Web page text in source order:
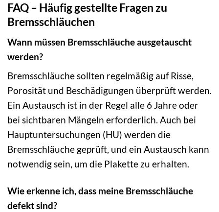
FAQ – Häufig gestellte Fragen zu
Bremsschläuchen
Wann müssen Bremsschläuche ausgetauscht
werden?
Bremsschläuche sollten regelmäßig auf Risse,
Porosität und Beschädigungen überprüft werden.
Ein Austausch ist in der Regel alle 6 Jahre oder
bei sichtbaren Mängeln erforderlich. Auch bei
Hauptuntersuchungen (HU) werden die
Bremsschläuche geprüft, und ein Austausch kann
notwendig sein, um die Plakette zu erhalten.
Wie erkenne ich, dass meine Bremsschläuche
defekt sind?